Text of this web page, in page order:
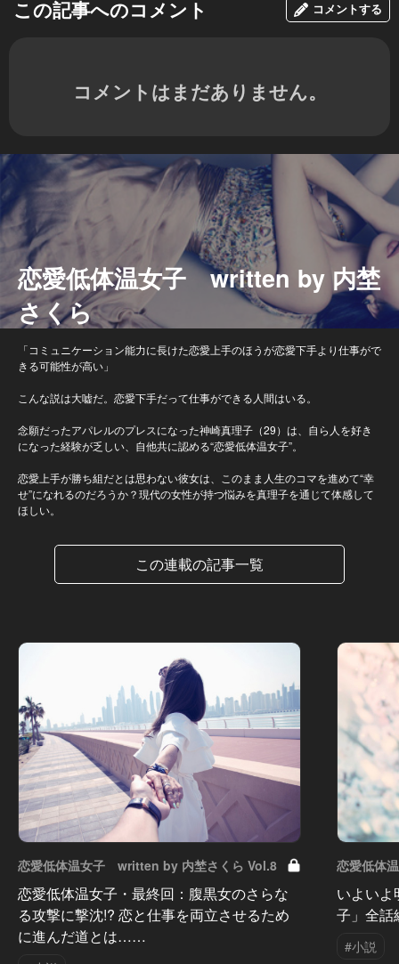
この記事へのコメント コメントする
コメントはまだありません。
恋愛低体温女子 written by 内埜
さくら
「コミュニケーション能力に長けた恋愛上手のほうが恋愛下手より仕事がで
きる可能性が高い」
こんな説は大嘘だ。恋愛下手だって仕事ができる人間はいる。
念願だったアパレルのプレスになった神崎真理子（29）は、自ら人を好き
になった経験が乏しい、自他共に認める“恋愛低体温女子”。
恋愛上手が勝ち組だとは思わない彼女は、このまま人生のコマを進めて“幸
せ”になれるのだろうか？現代の女性が持つ悩みを真理子を通じて体感して
ほしい。
この連載の記事一覧
恋愛低体温女子 written by 内埜さくら Vol.8
恋愛低体温女子・最終回：腹黒女のさらな
る攻撃に撃沈!? 恋と仕事を両立させるため
に進んだ道とは……
恋愛低体
いよい
子」全話
#小説